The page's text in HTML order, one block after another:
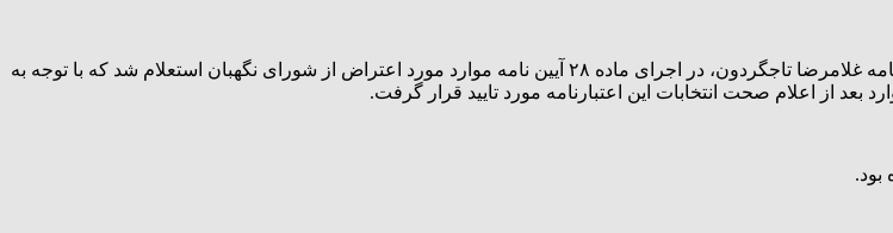
شاهسواری در پایان قرائت گزارش خود گفت: لازم به ذکر است علی رغم اعتراض به اعتبارنامه غلامرضا تاجگردون، در اجرای ماده ۲۸ آیین نامه موارد مورد اعتراض از شورای نگهبان استعلام شد که با توجه به
از اعلام صحت انتخابات این اعتبارنامه مورد تایید قرار گرفت.